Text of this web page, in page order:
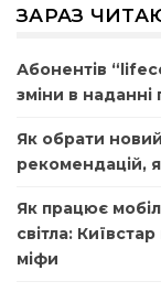
ЗАРАЗ
Абонентів
зміни в наданні
Як обрати
рекомендацій,
Як працює
світла:
міфи